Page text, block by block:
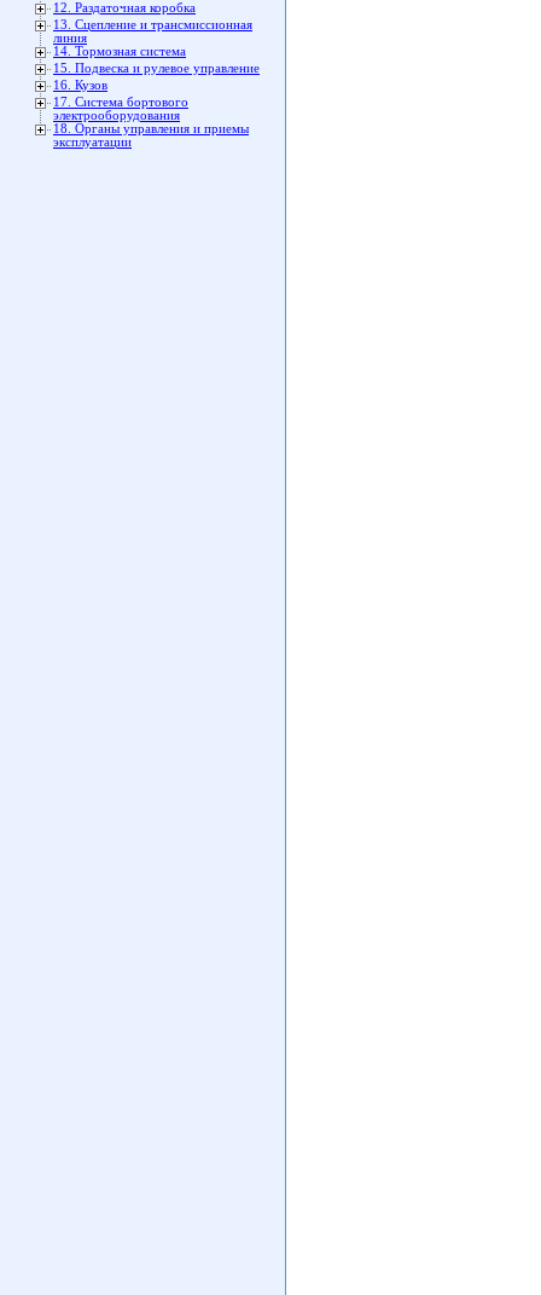
12. Раздаточная коробка
13. Сцепление и трансмиссионная
линия
14. Тормозная система
15. Подвеска и рулевое управление
16. Кузов
17. Система бортового
электрооборудования
18. Органы управления и приемы
эксплуатации